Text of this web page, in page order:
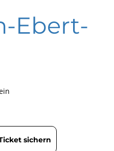
sichern
Ebert-
sichern